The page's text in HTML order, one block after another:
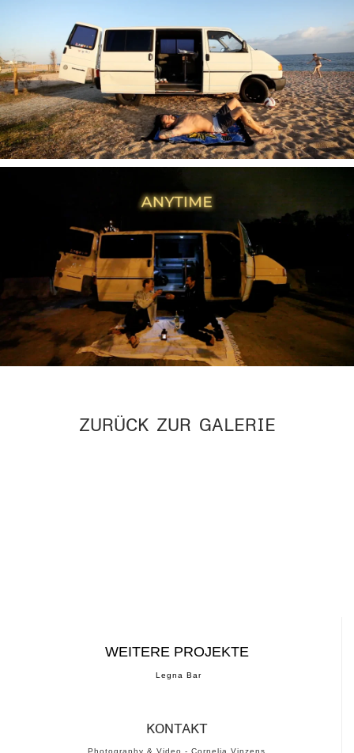
ZURÜCK ZUR GALERIE
WEITERE PROJEKTE
Legna Bar
KONTAKT
Photography & Video - Cornelia Vinzens